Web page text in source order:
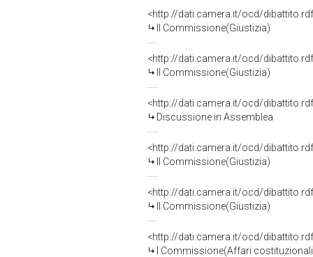
<http://dati.camera.it/ocd/
II Commissione(Giustizia)
<http://dati.camera.it/ocd/
II Commissione(Giustizia)
<http://dati.camera.it/ocd/
Discussione in Assemblea
<http://dati.camera.it/ocd/
II Commissione(Giustizia)
<http://dati.camera.it/ocd/
II Commissione(Giustizia)
<http://dati.camera.it/ocd/
I Commissione(Affari